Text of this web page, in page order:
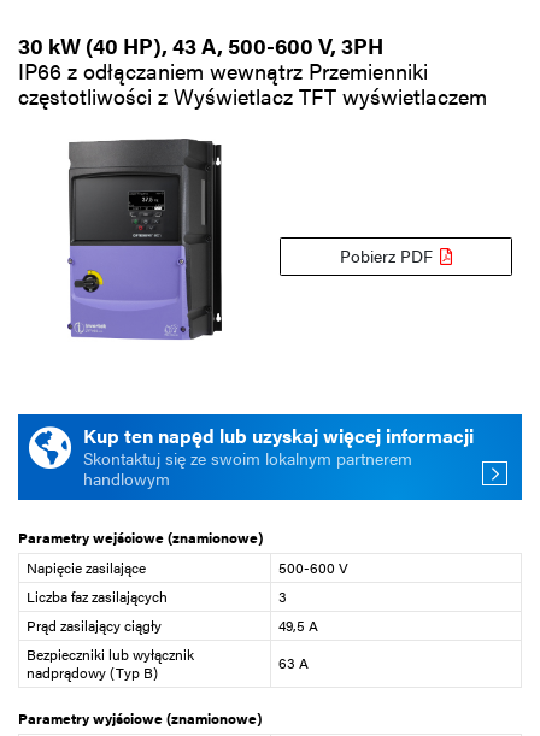
30 kW (40 HP), 43 A, 500-600 V, 3PH
IP66 z odłączaniem wewnątrz Przemienniki
częstotliwości z Wyświetlacz TFT wyświetlaczem
Pobierz PDF
Kup ten napęd lub uzyskaj więcej informacji
Skontaktuj się ze swoim lokalnym partnerem
handlowym
Parametry wejściowe (znamionowe)
Napięcie zasilające
500-600 V
Liczba faz zasilających
3
Prąd zasilający ciągły
49,5 A
Bezpieczniki lub wyłącznik
nadprądowy (Typ B)
63 A
Parametry wyjściowe (znamionowe)